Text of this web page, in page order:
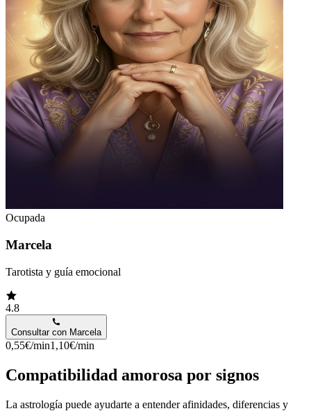
Ocupada
Marcela
Tarotista y guía emocional
4.8
Consultar con Marcela
0,55€/min1,10€/min
Compatibilidad amorosa por signos
La astrología puede ayudarte a entender afinidades, diferencias y